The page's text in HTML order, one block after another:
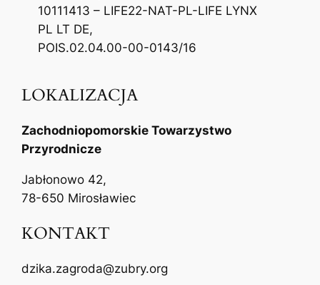
10111413 – LIFE22-NAT-PL-LIFE LYNX
PL LT DE,
POIS.02.04.00-00-0143/16
LOKALIZACJA
Zachodniopomorskie Towarzystwo
Przyrodnicze
Jabłonowo 42,
78-650 Mirosławiec
KONTAKT
dzika.zagroda@zubry.org